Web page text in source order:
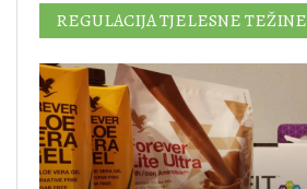
REGULACIJA TJELESNE TEŽINE